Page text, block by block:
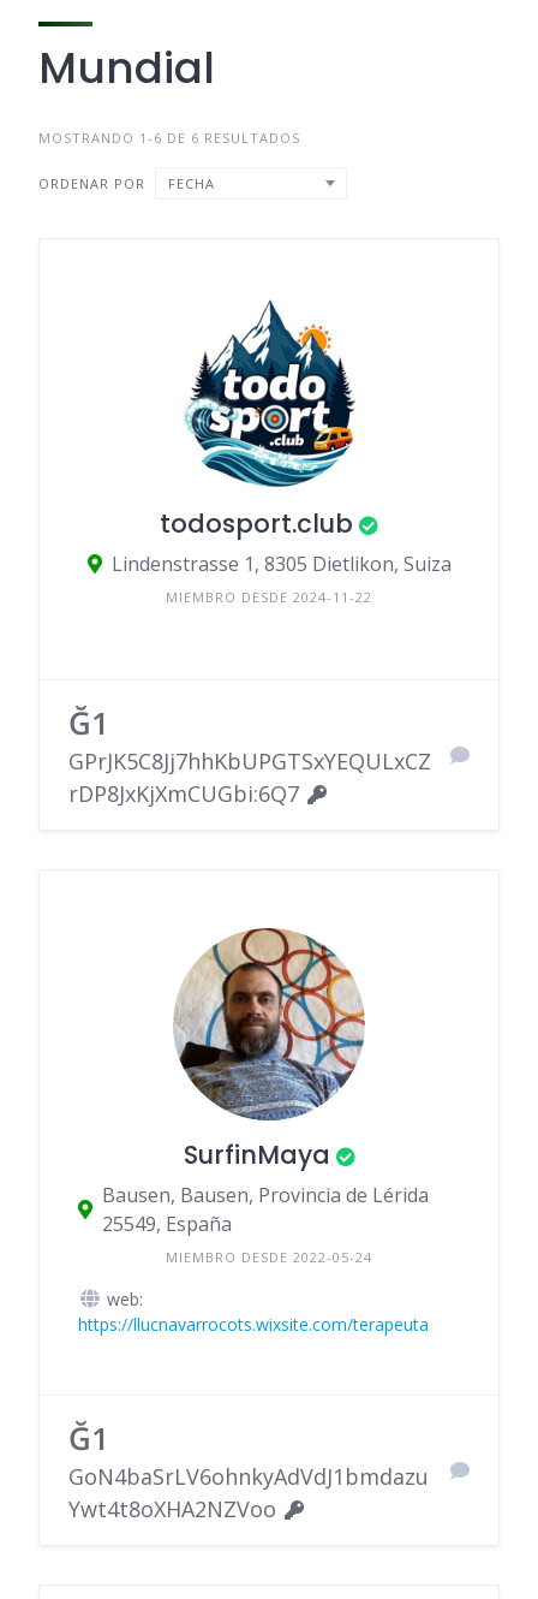
Mundial
MOSTRANDO 1-6 DE 6 RESULTADOS
ORDENAR POR FECHA
todosport.club
Lindenstrasse 1, 8305 Dietlikon, Suiza
MIEMBRO DESDE 2024-11-22
Ğ1
GPrJK5C8Jj7hhKbUPGTSxYEQULxCZ
rDP8JxKjXmCUGbi:6Q7
SurfinMaya
Bausen, Bausen, Provincia de Lérida
25549, España
MIEMBRO DESDE 2022-05-24
web:
https://llucnavarrocots.wixsite.com/terapeuta
Ğ1
GoN4baSrLV6ohnkyAdVdJ1bmdazu
Ywt4t8oXHA2NZVoo